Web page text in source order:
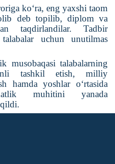
ko‘ra, eng yaxshi taom
deb topilib, diplom va
taqdirlandilar. Tadbir
uchun unutilmas
musobaqasi talabalarning
tashkil etish, milliy
hamda yoshlar o‘rtasida
muhitini yanada